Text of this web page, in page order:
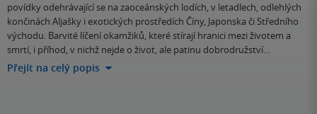
povídky odehrávající se na zaoceánských lodích, v letadlech, odlehlých
končinách Aljašky i exotických prostředích Číny, Japonska či Středního
východu. Barvité líčení okamžiků, které stírají hranici mezi životem a
smrtí, i příhod, v nichž nejde o život, ale patinu dobrodružství…
Přejít na celý popis